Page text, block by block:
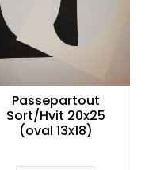
Passepartout
Sort/Hvit 20x25
(oval 13x18)